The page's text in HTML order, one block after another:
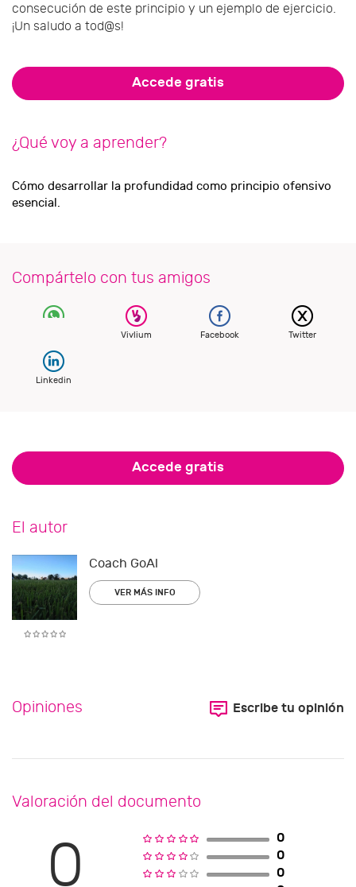
consecución de este principio y un ejemplo de ejercicio.
¡Un saludo a tod@s!
Accede gratis
¿Qué voy a aprender?
Cómo desarrollar la profundidad como principio ofensivo
esencial.
Compártelo con tus amigos
Vivlium Facebook Twitter
Linkedin
Accede gratis
El autor
Coach GoAl
VER MÁS INFO
Opiniones Escribe tu opinión
Valoración del documento
0
0
0
0